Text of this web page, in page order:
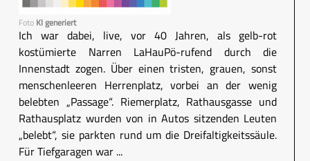
Foto KI generiert
Ich war dabei, live, vor 40 Jahren, als gelb-rot
kostümierte Narren LaHauPö-rufend durch die
Innenstadt zogen. Über einen tristen, grauen, sonst
menschenleeren Herrenplatz, vorbei an der wenig
belebten „Passage“. Riemerplatz, Rathausgasse und
Rathausplatz wurden von in Autos sitzenden Leuten
„belebt“, sie parkten rund um die Dreifaltigkeitssäule.
Für Tiefgaragen war ...